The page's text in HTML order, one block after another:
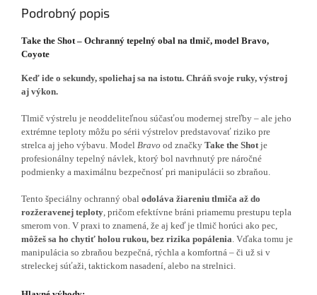
Podrobný popis
Take the Shot – Ochranný tepelný obal na tlmič, model Bravo,
Coyote
Keď ide o sekundy, spoliehaj sa na istotu. Chráň svoje ruky, výstroj
aj výkon.
Tlmič výstrelu je neoddeliteľnou súčasťou modernej streľby – ale jeho
extrémne teploty môžu po sérii výstrelov predstavovať riziko pre
strelca aj jeho výbavu. Model Bravo od značky Take the Shot je
profesionálny tepelný návlek, ktorý bol navrhnutý pre náročné
podmienky a maximálnu bezpečnosť pri manipulácii so zbraňou.
Tento špeciálny ochranný obal odoláva žiareniu tlmiča až do
rozžeravenej teploty , pričom efektívne bráni priamemu prestupu tepla
smerom von. V praxi to znamená, že aj keď je tlmič horúci ako pec,
môžeš sa ho chytiť holou rukou, bez rizika popálenia . Vďaka tomu je
manipulácia so zbraňou bezpečná, rýchla a komfortná – či už si v
streleckej súťaži, taktickom nasadení, alebo na strelnici.